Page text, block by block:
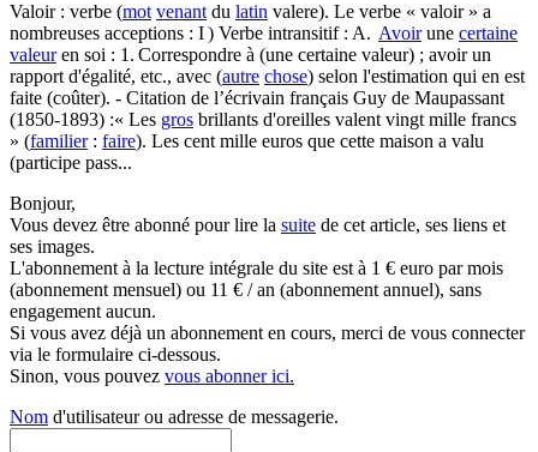
Valoir : verbe (mot venant du latin valere). Le verbe « valoir » a
nombreuses acceptions : I ) Verbe intransitif : A. Avoirune certaine
valeuren soi : 1. Correspondre à (une certaine valeur) ; avoir un
rapport d'égalité, etc., avec (autre chose) selon l'estimation qui en est
faite (coûter). - Citation de l’écrivain français Guy de Maupassant
(1850-1893) :« Les gros brillants d'oreilles valent vingt mille francs
» (familier: faire). Les cent mille euros que cette maison a valu
(participe pass...
Bonjour,
Vous devez être abonné pour lire la suite de cet article, ses liens et
ses images.
L'abonnement à la lecture intégrale du site est à 1 € euro par mois
(abonnement mensuel) ou 11 € / an (abonnement annuel), sans
engagement aucun.
Si vous avez déjà un abonnement en cours, merci de vous connecter
via le formulaire ci-dessous.
Sinon, vous pouvez vous abonner ici.
Nom d'utilisateur ou adresse de messagerie.